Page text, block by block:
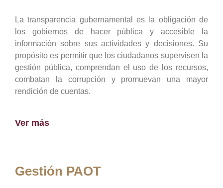
La transparencia gubernamental es la obligación de
los gobiernos de hacer pública y accesible la
información sobre sus actividades y decisiones. Su
propósito es permitir que los ciudadanos supervisen la
gestión pública, comprendan el uso de los recursos,
combatan la corrupción y promuevan una mayor
rendición de cuentas.
Ver más
Gestión PAOT